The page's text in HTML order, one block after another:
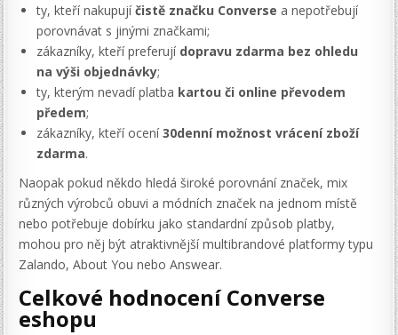
ty, kteří nakupujíčistě značku Converse a nepotřebují
porovnávat s jinými značkami;
zákazníky, kteří preferují dopravu zdarma bez ohledu
na výši objednávky;
ty, kterým nevadí platba kartou či online převodem
předem;
zákazníky, kteří ocení30denní možnost vrácení zboží
zdarma.
Naopak pokud někdo hledá široké porovnání značek, mix
různých výrobců obuvi a módních značek na jednom místě
nebo potřebuje dobírku jako standardní způsob platby,
mohou pro něj být atraktivnější multibrandové platformy typu
Zalando, About You nebo Answear.
Celkové hodnocení Converse
eshopu